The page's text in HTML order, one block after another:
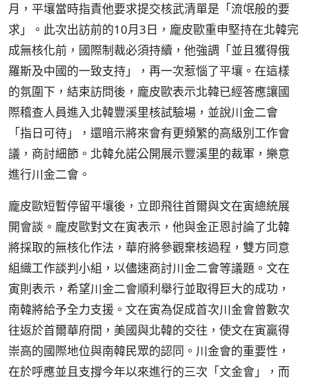
月，平壤當時指責他要求提交核武清單是「流氓般的要
求」。此次出訪前的10月3日，龐皮歐重申堅持在北韓完
成無核化前，國際制裁必須持續，他強調「並且獲得俄
羅斯及中國的一致支持」，再一次惹惱了平壤。在這樣
的氛圍下，結束訪問後，龐皮歐表示北韓已經答應讓國
際稽查人員進入北韓豐溪里核試驗場，並說川金二會
「指日可待」，還暗示將來會有更頻繁的高級別工作會
議，商討細節。北韓允諾公開展示豐溪里的裁軍，樂意
進行川金二會。
龐皮歐短暫停留平壤後，立即飛往首爾與文在寅總統展
開會談。龐皮歐對文在寅表示，他與金正恩討論了北韓
將採取的無核化作法，華府將參觀棄核過程，雙方同意
組織工作談判小組，以儘速商討川金二會等議題。文在
寅則表示，希望川金二會順利舉行並取得巨大的成功，
南韓將給予全力支援。文在寅為促成首次川金會曾數次
往返於首爾華府間，美國與北韓的交往，使文在寅贏得
崇高的國際地位與南韓民眾的認同。川金會的重要性，
在於呼應並且支撐今年以來進行的三次「文金會」，而